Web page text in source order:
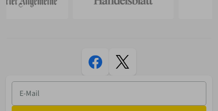
E-
Mail